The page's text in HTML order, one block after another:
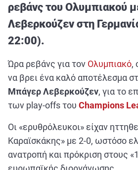
BLOGS
QUIZ
ΑΘΛΗΤΙΚΑ
ΣΥΝΕΝΤΕΥΞΕΙΣ
ΑΘΛΗΤΙΚΕΣ ΜΕΤΑΔΟΣΕΙΣ
ρεβάνς του Ολυμπιακού
Λεβερκούζεν στη
22:00).
Ώρα ρεβάνς για τον Ολυμπιακό,
να βρει ένα καλό αποτέλεσμα
Μπάγερ Λεβερκούζεν, για το
των play-offs του Champions
Οι «ερυθρόλευκοι» είχαν
Καραϊσκάκης» με 2-0, ωστόσο
ανατροπή και πρόκριση στους